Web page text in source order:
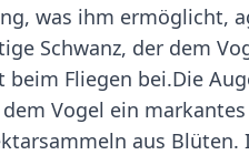
was ihm ermöglicht,
Schwanz, der dem
Fliegen bei.Die
Vogel ein
aus Blüten.